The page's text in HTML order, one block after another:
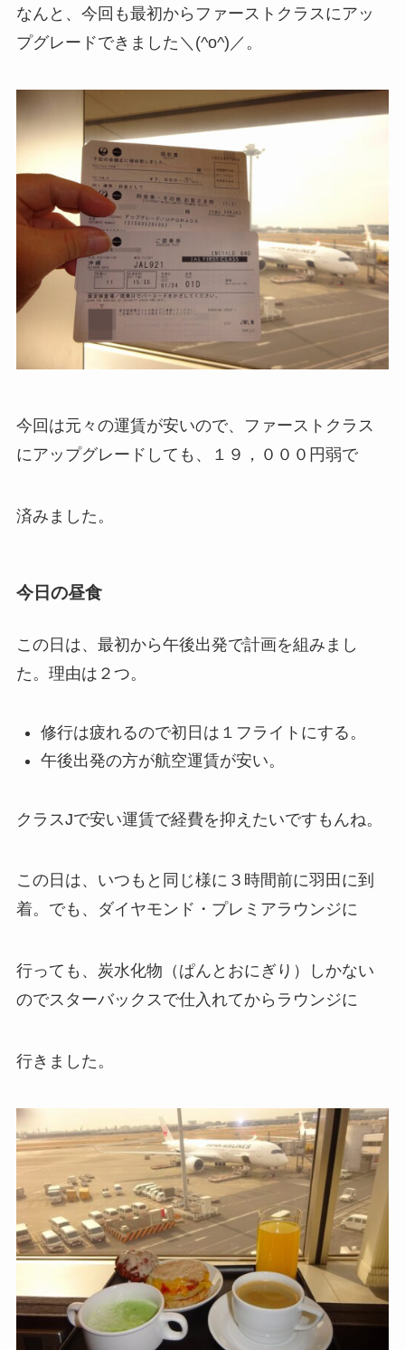
なんと、今回も最初からファーストクラスにアッ
プグレードできました＼(^o^)／。
今回は元々の運賃が安いので、ファーストクラス
にアップグレードしても、１９，０００円弱で
済みました。
今日の昼食
この日は、最初から午後出発で計画を組みまし
た。理由は２つ。
修行は疲れるので初日は１フライトにする。
午後出発の方が航空運賃が安い。
クラスJで安い運賃で経費を抑えたいですもんね。
この日は、いつもと同じ様に３時間前に羽田に到
着。でも、ダイヤモンド・プレミアラウンジに
行っても、炭水化物（ぱんとおにぎり）しかない
のでスターバックスで仕入れてからラウンジに
行きました。